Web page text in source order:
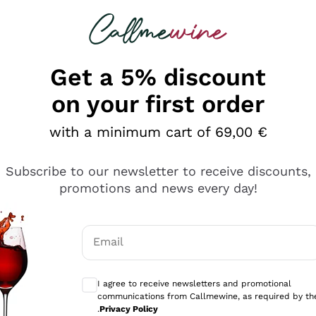
looking for
è male ma secondo me ci sono alternative che
Get a 5% discount
on your first order
with a minimum cart of 69,00 €
Subscribe to our newsletter to receive discounts,
promotions and news every day!
Email
I agree to receive newsletters and promotional
communications from Callmewine, as required by
.Privacy Policy